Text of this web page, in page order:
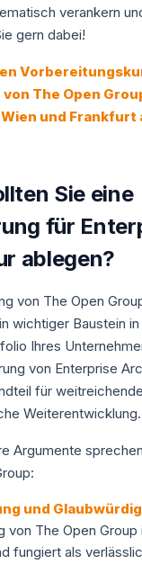
verankern
gern dabei!
The Open
und Frankfurt
Sie eine
für
ablegen?
von The Open
wichtiger Baustein
Ihres
von Enterprise
für
Weiterentwicklung.
Argumente
und
von The Open Group
fungiert als